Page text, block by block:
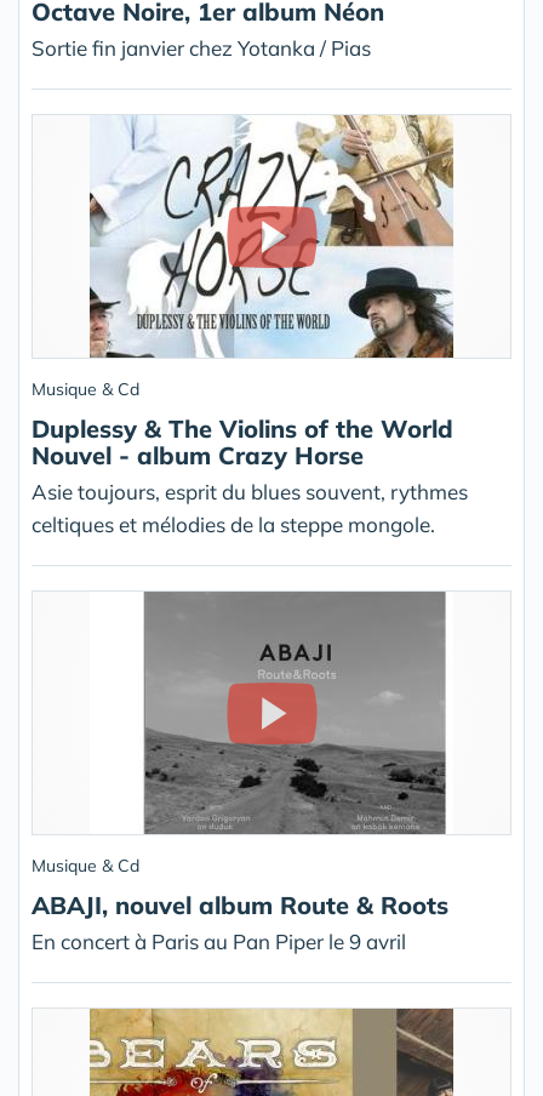
Octave Noire, 1er album Néon
Sortie fin janvier chez Yotanka / Pias
Musique & Cd
Duplessy & The Violins of the World
Nouvel - album Crazy Horse
Asie toujours, esprit du blues souvent, rythmes
celtiques et mélodies de la steppe mongole.
Musique & Cd
ABAJI, nouvel album Route & Roots
En concert à Paris au Pan Piper le 9 avril